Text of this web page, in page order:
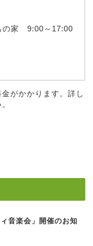
の家 9:00～17:00
がかかります。詳し
音楽会」開催のお知